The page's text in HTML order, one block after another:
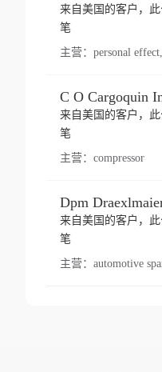
来自美国的客户，
笔
主营：
C O Cargoquin
来自美国的客户，
笔
主营： compressor
来自美国的客户，
笔
主营： automotive